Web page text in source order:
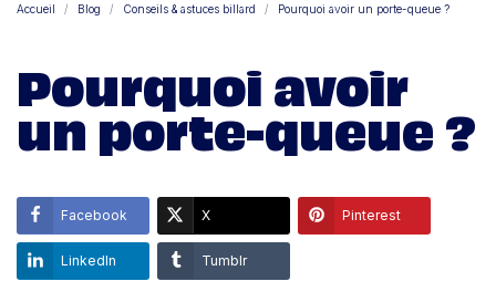
Accueil Blog Conseils & astuces billard Pourquoi avoir un porte-queue ?
Pourquoi avoir
un porte-queue ?
Facebook X Pinterest
LinkedIn Tumblr